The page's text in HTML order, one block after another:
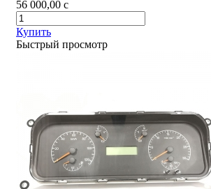
56 000,00 c
Купить
Быстрый просмотр